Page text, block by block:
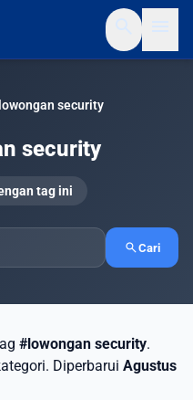
security
security
tag ini
searchCari
#lowongan security.
Diperbarui Agustus